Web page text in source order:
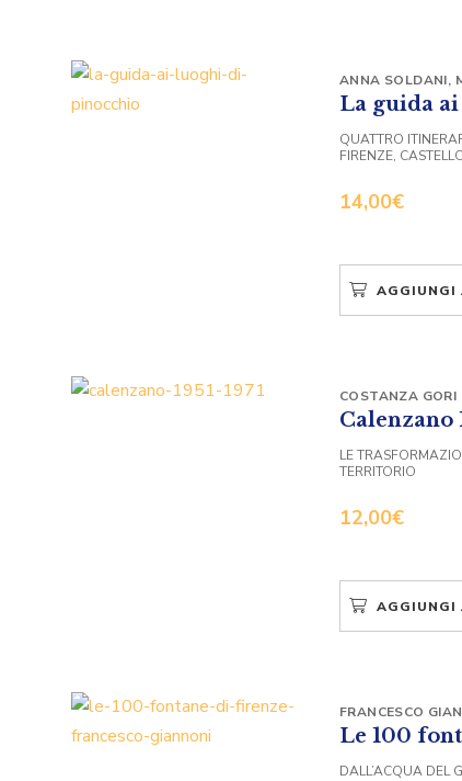
La guida
14,00€
ANNA SOLDANI,
QUATTRO
FIRENZE,
AGGIUNGI
Calenzano
12,00€
COSTANZA GORI
LE
TERRITORIO
AGGIUNGI
Le 100
FRANCESCO
DALL’ACQUA DEL